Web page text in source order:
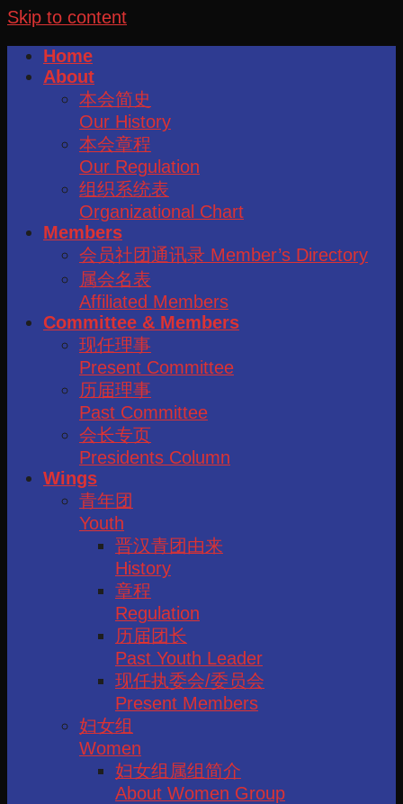
Skip to content
Home
About
本会简史
Our History
本会章程
Our Regulation
组织系统表
Organizational Chart
Members
会员社团通讯录 Member’s Directory
属会名表
Affiliated Members
Committee & Members
现任理事
Present Committee
历届理事
Past Committee
会长专页
Presidents Column
Wings
青年团
Youth
晋汉青团由来
History
章程
Regulation
历届团长
Past Youth Leader
现任执委会/委员会
Present Members
妇女组
Women
妇女组属组简介
About Women Group